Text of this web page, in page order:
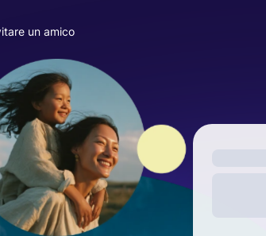
un amico